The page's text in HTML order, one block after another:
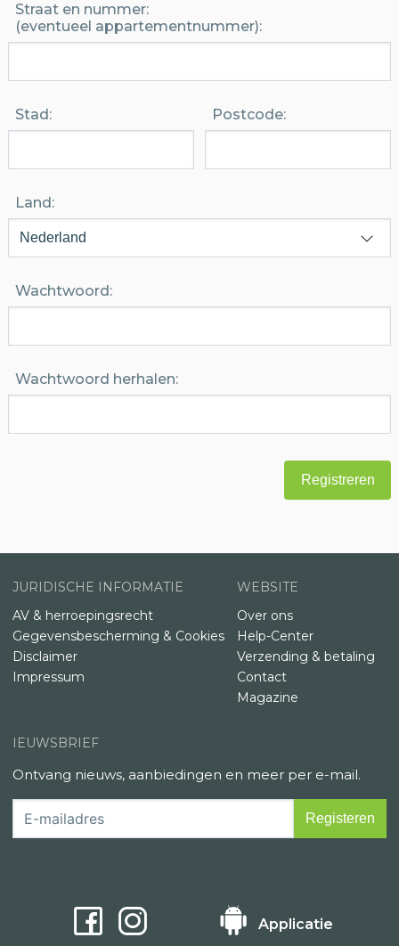
Straat en nummer:
(eventueel appartementnummer):
Stad: Postcode:
Land:
Wachtwoord:
Wachtwoord herhalen:
JURIDISCHE INFORMATIE
AV & herroepingsrecht
Gegevensbescherming & Cookies
Disclaimer
Impressum
WEBSITE
Over ons
Help-Center
Verzending & betaling
Contact
Magazine
IEUWSBRIEF
Ontvang nieuws, aanbiedingen en meer per e-mail.
Applicatie